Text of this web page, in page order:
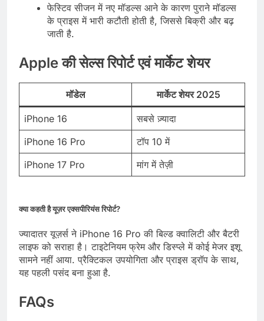
फेस्टिव सीजन में नए मॉडल्स आने के कारण पुराने मॉडल्स
के प्राइस में भारी कटौती होती है, जिससे बिक्री और बढ़
जाती है.
Apple की सेल्स रिपोर्ट एवं मार्केट शेयर
मॉडेल मार्केट शेयर 2025
iPhone 16
सबसे ज़्यादा
iPhone 16 Pro
टॉप 10 में
iPhone 17 Pro
मांग में तेज़ी
क्या कहती है यूज़र एक्सपीरियंस रिपोर्ट?
ज्यादातर यूज़र्स ने iPhone 16 Pro की बिल्ड क्वालिटी और बैटरी
लाइफ को सराहा है। टाइटेनियम फ्रेम और डिस्प्ले में कोई मेजर इशू
सामने नहीं आया. प्रैक्टिकल उपयोगिता और प्राइस ड्रॉप के साथ,
यह पहली पसंद बना हुआ है.
FAQs